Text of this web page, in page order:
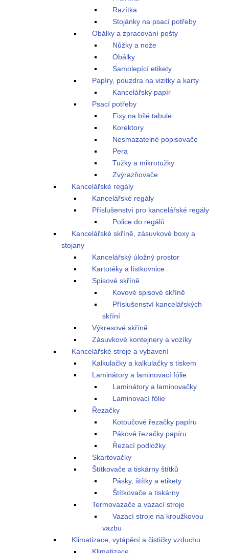
Razítka
Stojánky na psací potřeby
Obálky a zpracování pošty
Nůžky a nože
Obálky
Samolepící etikety
Papíry, pouzdra na vizitky a karty
Kancelářský papír
Psací potřeby
Fixy na bílé tabule
Korektory
Nesmazatelné popisovače
Pera
Tužky a mikrotužky
Zvýrazňovače
Kancelářské regály
Kancelářské regály
Příslušenství pro kancelářské regály
Police do regálů
Kancelářské skříně, zásuvkové boxy a
stojany
Kancelářský úložný prostor
Kartotéky a lístkovnice
Spisové skříně
Kovové spisové skříně
Příslušenství kancelářských
skříní
Výkresové skříně
Zásuvkové kontejnery a vozíky
Kancelářské stroje a vybavení
Kalkulačky a kalkulačky s tiskem
Laminátory a laminovací fólie
Laminátory a laminovačky
Laminovací fólie
Řezačky
Kotoučové řezačky papíru
Pákové řezačky papíru
Řezací podložky
Skartovačky
Štítkovače a tiskárny štítků
Pásky, štítky a etikety
Štítkovače a tiskárny
Termovazače a vazací stroje
Vazací stroje na kroužkovou
vazbu
Klimatizace, vytápění a čističky vzduchu